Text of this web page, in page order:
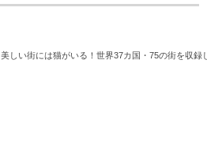
美しい街には猫がいる！世界37カ国・75の街を収